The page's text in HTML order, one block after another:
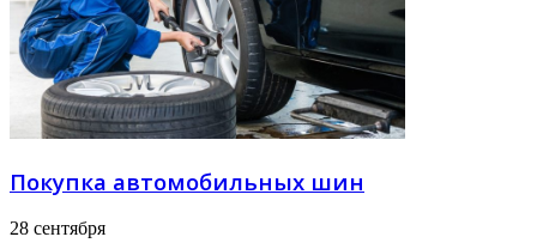
Покупка автомобильных шин
28 сентября